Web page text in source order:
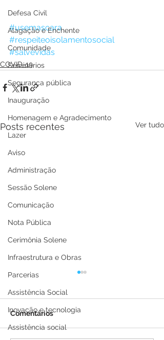
Defesa Civil
Alagação e Enchente
Comunidade
Seminários
Segurança pública
Inauguração
Homenagem e Agradecimento
Lazer
Aviso
Administração
Sessão Solene
Comunicação
Nota Pública
Cerimônia Solene
Infraestrutura e Obras
Parcerias
Assistência Social
Inovação e tecnologia
Assistência social
#usemascara
#respeiteoisolamentosocial
#salvevidas
COVID-19
Posts recentes Ver tudo
Comentários